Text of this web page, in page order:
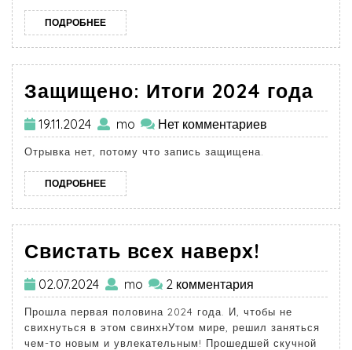
ПОДРОБНЕЕ
Защищено: Итоги 2024 года
19.11.2024 mo Нет комментариев
Отрывка нет, потому что запись защищена.
ПОДРОБНЕЕ
Свистать всех наверх!
02.07.2024 mo 2 комментария
Прошла первая половина 2024 года. И, чтобы не
свихнуться в этом свинхнУтом мире, решил заняться
чем-то новым и увлекательным! Прошедшей скучной